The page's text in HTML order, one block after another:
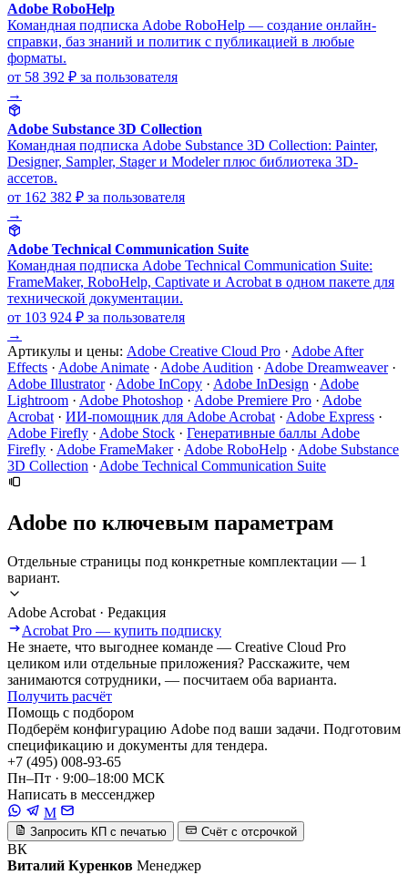
Adobe RoboHelp
Командная подписка Adobe RoboHelp — создание онлайн-
справки, баз знаний и политик с публикацией в любые
форматы.
от 58 392 ₽ за пользователя
→
Adobe Substance 3D Collection
Командная подписка Adobe Substance 3D Collection: Painter,
Designer, Sampler, Stager и Modeler плюс библиотека 3D-
ассетов.
от 162 382 ₽ за пользователя
→
Adobe Technical Communication Suite
Командная подписка Adobe Technical Communication Suite:
FrameMaker, RoboHelp, Captivate и Acrobat в одном пакете для
технической документации.
от 103 924 ₽ за пользователя
→
Артикулы и цены: Adobe Creative Cloud Pro · Adobe After
Effects · Adobe Animate · Adobe Audition · Adobe Dreamweaver·
Adobe Illustrator· Adobe InCopy · Adobe InDesign · Adobe
Lightroom · Adobe Photoshop · Adobe Premiere Pro · Adobe
Acrobat · ИИ-помощник для Adobe Acrobat · Adobe Express ·
Adobe Firefly · Adobe Stock · Генеративные баллы Adobe
Firefly · Adobe FrameMaker· Adobe RoboHelp · Adobe Substance
3D Collection · Adobe Technical Communication Suite
Adobe по ключевым параметрам
Отдельные страницы под конкретные комплектации — 1
вариант.
Adobe Acrobat · Редакция
Acrobat Pro — купить подписку
Не знаете, что выгоднее команде — Creative Cloud Pro
целиком или отдельные приложения? Расскажите, чем
занимаются сотрудники, — посчитаем оба варианта.
Получить расчёт
Помощь с подбором
Подберём конфигурацию Adobe под ваши задачи. Подготовим
спецификацию и документы для тендера.
+7 (495) 008-93-65
Пн–Пт · 9:00–18:00 МСК
Написать в мессенджер
M
Запросить КП с печатью Счёт с отсрочкой
ВК
Виталий Куренков Менеджер